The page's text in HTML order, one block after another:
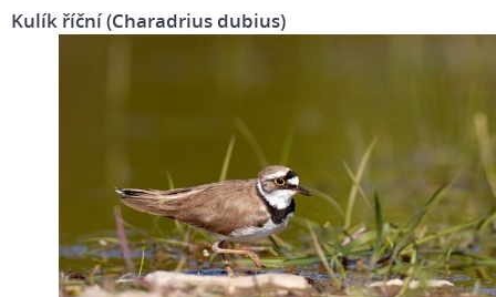
Kulík říční (Charadrius dubius)